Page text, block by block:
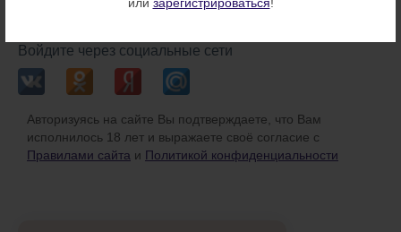
Войдите через социальные сети
Авторизуясь на сайте Вы подтверждаете, что Вам
исполнилось 18 лет и выражаете своё согласие с
Правилами сайта и Политикой конфиденциальности